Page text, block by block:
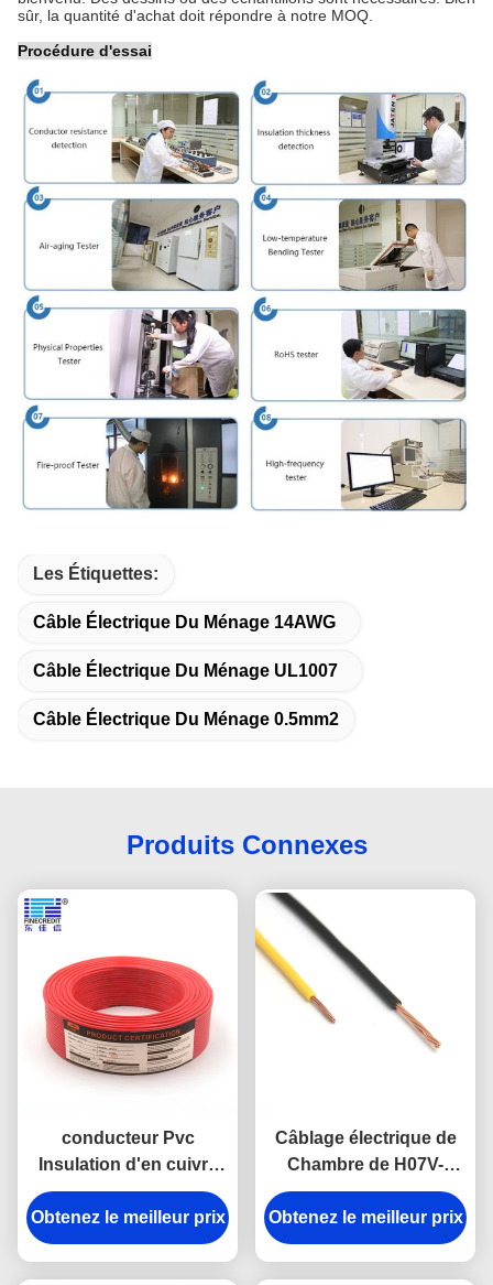
sûr, la quantité d'achat doit répondre à notre MOQ.
Procédure d'essai
Les Étiquettes:
Câble Électrique Du Ménage 14AWG
Câble Électrique Du Ménage UL1007
Câble Électrique Du Ménage 0.5mm2
Produits Connexes
conducteur Pvc
Insulation d'en cuivre
de 2.5-10mm2 H07 V-K
Household Electrical
Cable
Obtenez le meilleur prix
Câblage électrique de
Chambre de H07V-
R/H07V-K rv, 1,5 à la
connexion 185mm2
flexible le fil
Obtenez le meilleur prix